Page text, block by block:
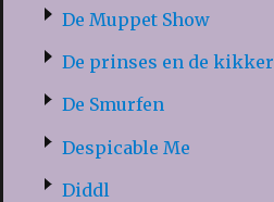
De Muppet Show
De prinses en de kikker
De Smurfen
Despicable Me
Diddl